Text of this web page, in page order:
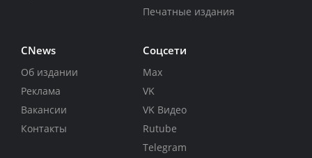
Печатные издания
CNews
Об издании
Реклама
Вакансии
Контакты
Соцсети
Max
VK
VK Видео
Rutube
Telegram